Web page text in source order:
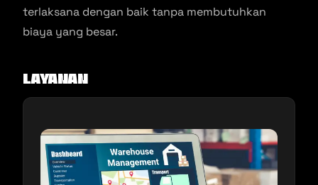
terlaksana dengan baik tanpa membutuhkan
biaya yang besar.
Layanan